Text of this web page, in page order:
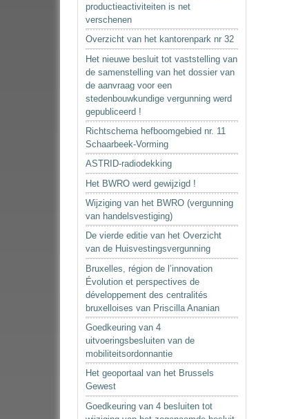
productieactiviteiten is net
verschenen
Overzicht van het kantorenpark nr 32
Het nieuwe besluit tot vaststelling van
de samenstelling van het dossier van
de aanvraag voor een
stedenbouwkundige vergunning werd
gepubliceerd !
Richtschema hefboomgebied nr. 11
Schaarbeek-Vorming
ASTRID-radiodekking
Het BWRO werd gewijzigd !
Wijziging van het BWRO (vergunning
van handelsvestiging)
De vierde editie van het Overzicht
van de Huisvestingsvergunning
Bruxelles, région de l’innovation
Évolution et perspectives de
développement des centralités
bruxelloises van Priscilla Ananian
Goedkeuring van 4
uitvoeringsbesluiten van de
mobiliteitsordonnantie
Het geoportaal van het Brussels
Gewest
Goedkeuring van 4 besluiten tot